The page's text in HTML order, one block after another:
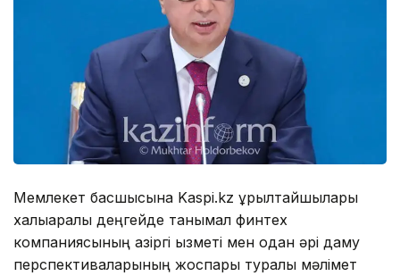
Мемлекет басшысына Kaspi.kz құрылтайшылары
халықаралық деңгейде танымал финтех
компаниясының қазіргі қызметі мен одан әрі даму
перспективаларының жоспары туралы мәлімет